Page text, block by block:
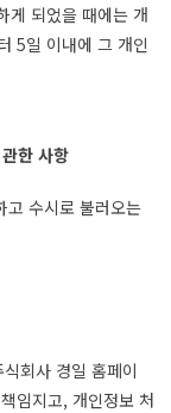
게 되었을 때에는 개
5일 이내에 그 개인
한 사항
고 수시로 불러오는
사 경일 홈페이
임지고, 개인정보 처